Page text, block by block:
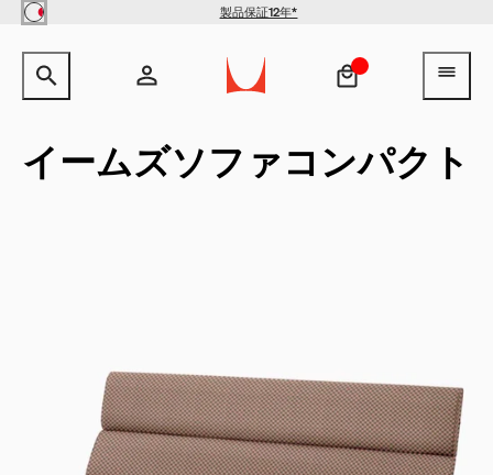
Skip to main content 製品保証12年*
サイト内検索のためのテキストを入力してください。
ヘッダー検索ボックスをオープン
アカウント
イームズソファコンパクト